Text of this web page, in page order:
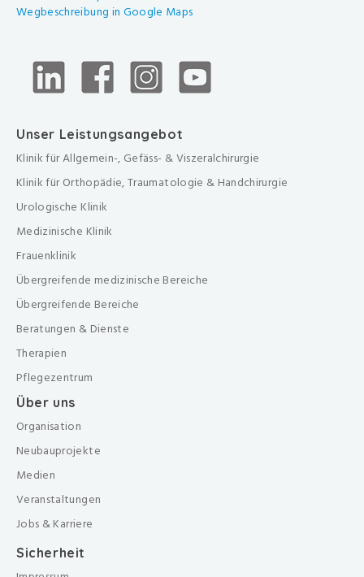
Wegbeschreibung in Google Maps
Unser Leistungsangebot
Klinik für Allgemein-, Gefäss- & Viszeralchirurgie
Klinik für Orthopädie, Traumatologie & Handchirurgie
Urologische Klinik
Medizinische Klinik
Frauenklinik
Übergreifende medizinische Bereiche
Übergreifende Bereiche
Beratungen & Dienste
Therapien
Pflegezentrum
Über uns
Organisation
Neubauprojekte
Medien
Veranstaltungen
Jobs & Karriere
Sicherheit